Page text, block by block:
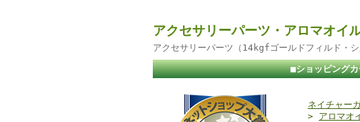
アクセサリーパーツ・アロマオイ
アクセサリーパーツ（14kgfゴールドフィルド・
■ショッピング
ネイチャー
> アロマオ